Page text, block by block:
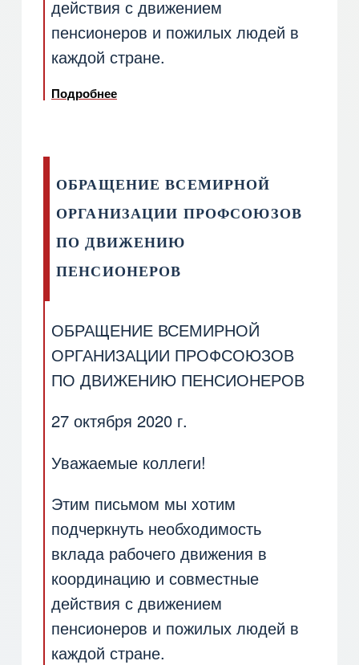
действия с движением
пенсионеров и пожилых людей в
каждой стране.
Подробнее
ОБРАЩЕНИЕ ВСЕМИРНОЙ
ОРГАНИЗАЦИИ ПРОФСОЮЗОВ
ПО ДВИЖЕНИЮ
ПЕНСИОНЕРОВ
ОБРАЩЕНИЕ ВСЕМИРНОЙ
ОРГАНИЗАЦИИ ПРОФСОЮЗОВ
ПО ДВИЖЕНИЮ ПЕНСИОНЕРОВ
27 октября 2020 г.
Уважаемые коллеги!
Этим письмом мы хотим
подчеркнуть необходимость
вклада рабочего движения в
координацию и совместные
действия с движением
пенсионеров и пожилых людей в
каждой стране.